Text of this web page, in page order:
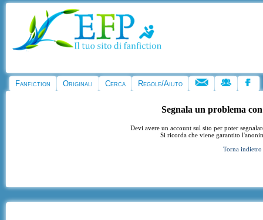
Fanfiction Originali Cerca Regole/Aiuto
Segnala un problema
Devi avere un account sul sito per poter
Si ricorda che viene garantito
Torna indietro